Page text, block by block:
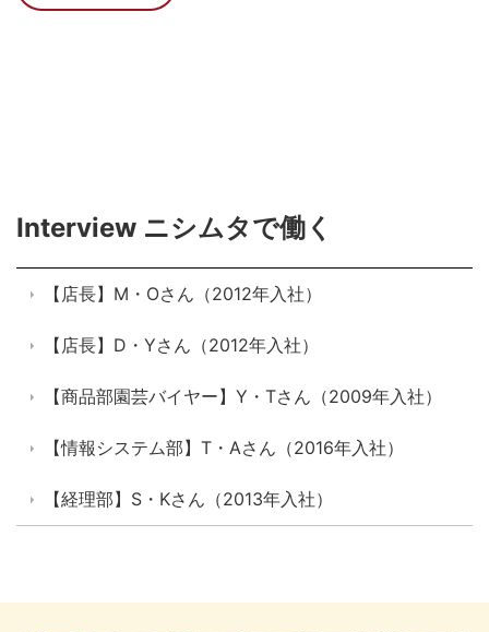
Interview ニシムタで働く
【店長】M・Oさん（2012年入社）
【店長】D・Yさん（2012年入社）
【商品部園芸バイヤー】Y・Tさん（2009年入社）
【情報システム部】T・Aさん（2016年入社）
【経理部】S・Kさん（2013年入社）